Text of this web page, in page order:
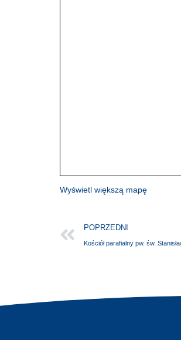
Wyświetl większą mapę
POPRZEDNI
Kościół parafialny pw. św.